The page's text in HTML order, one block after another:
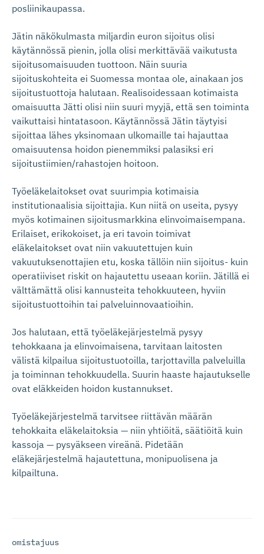
posliinikaupassa.
Jätin näkökulmasta miljardin euron sijoitus olisi
käytännössä pienin, jolla olisi merkittävää vaikutusta
sijoitusomaisuuden tuottoon. Näin suuria
sijoituskohteita ei Suomessa montaa ole, ainakaan jos
sijoitustuottoja halutaan. Realisoidessaan kotimaista
omaisuutta Jätti olisi niin suuri myyjä, että sen toiminta
vaikuttaisi hintatasoon. Käytännössä Jätin täytyisi
sijoittaa lähes yksinomaan ulkomaille tai hajauttaa
omaisuutensa hoidon pienemmiksi palasiksi eri
sijoitustiimien/rahastojen hoitoon.
Työeläkelaitokset ovat suurimpia kotimaisia
institutionaalisia sijoittajia. Kun niitä on useita, pysyy
myös kotimainen sijoitusmarkkina elinvoimaisempana.
Erilaiset, erikokoiset, ja eri tavoin toimivat
eläkelaitokset ovat niin vakuutettujen kuin
vakuutuksenottajien etu, koska tällöin niin sijoitus- kuin
operatiiviset riskit on hajautettu useaan koriin. Jätillä ei
välttämättä olisi kannusteita tehokkuuteen, hyviin
sijoitustuottoihin tai palveluinnovaatioihin.
Jos halutaan, että työeläkejärjestelmä pysyy
tehokkaana ja elinvoimaisena, tarvitaan laitosten
välistä kilpailua sijoitustuotoilla, tarjottavilla palveluilla
ja toiminnan tehokkuudella. Suurin haaste hajautukselle
ovat eläkkeiden hoidon kustannukset.
Työeläkejärjestelmä tarvitsee riittävän määrän
tehokkaita eläkelaitoksia — niin yhtiöitä, säätiöitä kuin
kassoja — pysyäkseen vireänä. Pidetään
eläkejärjestelmä hajautettuna, monipuolisena ja
kilpailtuna.
omistajuus